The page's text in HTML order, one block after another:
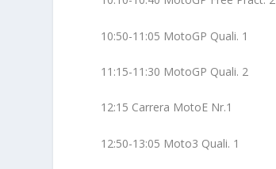
10:50-11:05 MotoGP Quali. 1
11:15-11:30 MotoGP Quali. 2
12:15 Carrera MotoE Nr.1
12:50-13:05 Moto3 Quali. 1